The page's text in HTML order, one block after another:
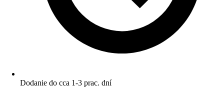
Dodanie do cca 1-3 prac. dní